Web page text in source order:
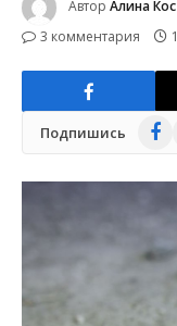
Автор Алина
3 комментария
Подпишись